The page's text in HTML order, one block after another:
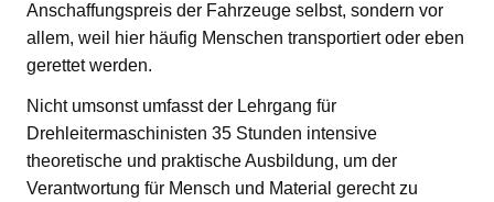
Anschaffungspreis der Fahrzeuge selbst, sondern vor
allem, weil hier häufig Menschen transportiert oder eben
gerettet werden.
Nicht umsonst umfasst der Lehrgang für
Drehleitermaschinisten 35 Stunden intensive
theoretische und praktische Ausbildung, um der
Verantwortung für Mensch und Material gerecht zu